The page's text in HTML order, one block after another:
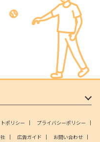
ポリシー
プライバシーポリシー
広告ガイド お問い合わせ